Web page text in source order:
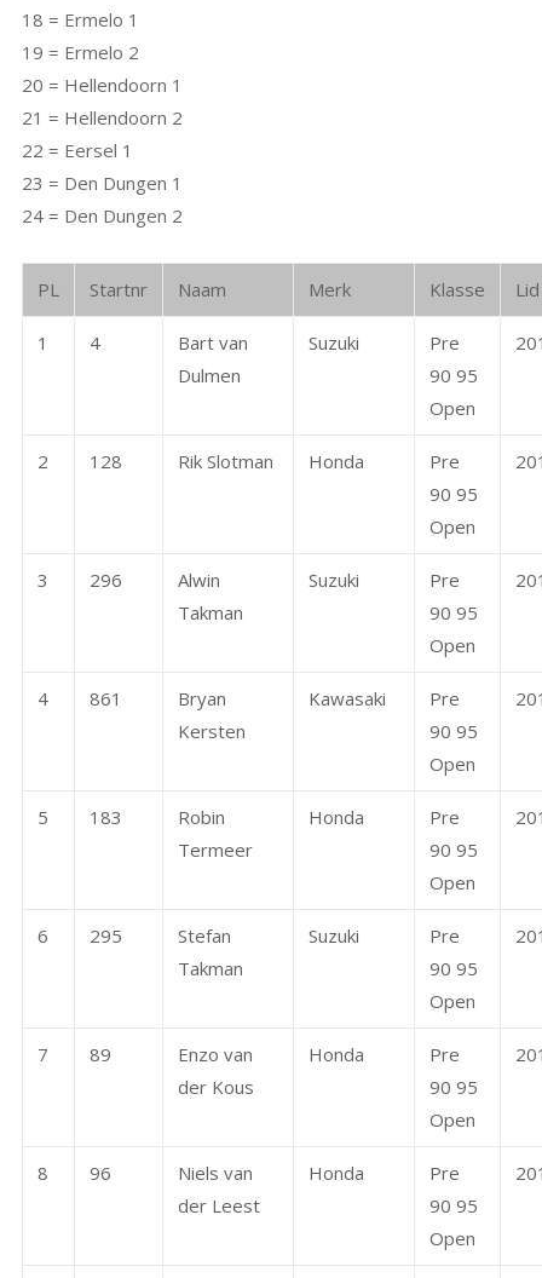
18 = Ermelo 1
19 = Ermelo 2
20 = Hellendoorn 1
21 = Hellendoorn 2
22 = Eersel 1
23 = Den Dungen 1
24 = Den Dungen 2
PL Startnr Naam Merk Klasse Lid
1 4
Bart van
Dulmen
Suzuki
Pre
90 95
Open
2 128 Rik Slotman Honda
Pre
90 95
Open
3 296
Alwin
Takman
Suzuki
Pre
90 95
Open
4 861
Bryan
Kersten
Kawasaki
Pre
90 95
Open
5 183
Robin
Termeer
Honda
Pre
90 95
Open
6 295
Stefan
Takman
Suzuki
Pre
90 95
Open
7 89
Enzo van
der Kous
Honda
Pre
90 95
Open
8 96
Niels van
der Leest
Honda
Pre
90 95
Open